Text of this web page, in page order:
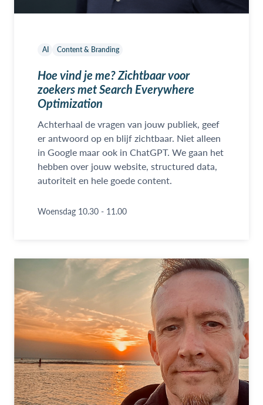
AI Content & Branding
Hoe vind je me? Zichtbaar voor
zoekers met Search Everywhere
Optimization
Achterhaal de vragen van jouw publiek, geef
er antwoord op en blijf zichtbaar. Niet alleen
in Google maar ook in ChatGPT. We gaan het
hebben over jouw website, structured data,
autoriteit en hele goede content.
Woensdag 10.30 - 11.00